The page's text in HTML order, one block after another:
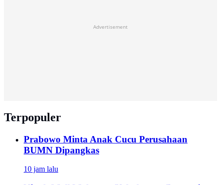
Advertisement
Terpopuler
Prabowo Minta Anak Cucu Perusahaan
BUMN Dipangkas
10 jam lalu